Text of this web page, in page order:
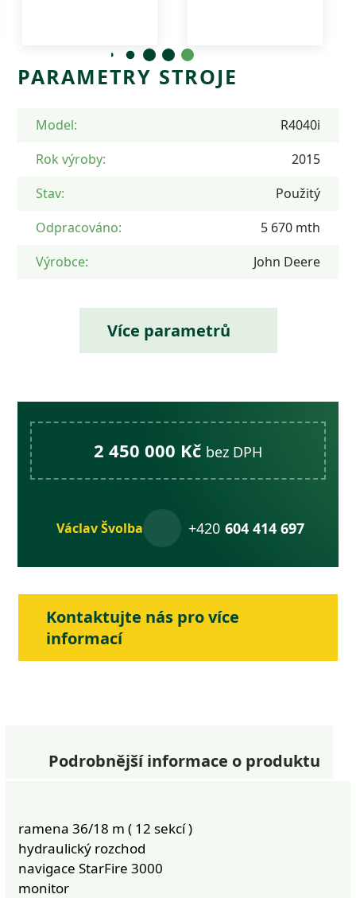
PARAMETRY STROJE
Model:
R4040i
Rok výroby:
2015
Stav:
Použitý
Odpracováno:
5 670 mth
Výrobce:
John Deere
Více parametrů
2 450 000 Kč bez DPH
Václav Švolba +420 604 414 697
Kontaktujte nás pro více
informací
Podrobnější informace o produktu
ramena 36/18 m ( 12 sekcí )
hydraulický rozchod
navigace StarFire 3000
monitor